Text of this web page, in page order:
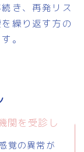
き、再発リス
繰り返す方の
。
覚の異常が